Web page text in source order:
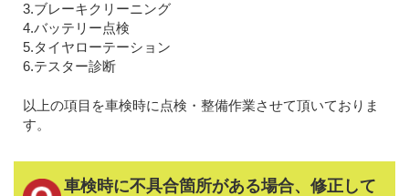
3.ブレーキクリーニング
4.バッテリー点検
5.タイヤローテーション
6.テスター診断
以上の項目を車検時に点検・整備作業させて頂いておりま
す。
車検時に不具合箇所がある場合、修正して